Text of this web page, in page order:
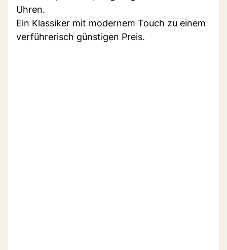
Uhren.
Ein Klassiker mit modernem Touch zu einem
verführerisch günstigen Preis.